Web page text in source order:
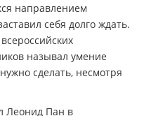
направлением
себя долго ждать.
называл умение
сделать, несмотря
Леонид Пан в